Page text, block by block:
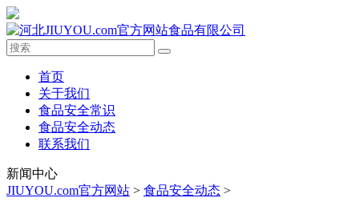
首页
关于我们
食品安全常识
食品安全动态
联系我们
新闻中心
JIUYOU.com官方网站 > 食品安全动态 >